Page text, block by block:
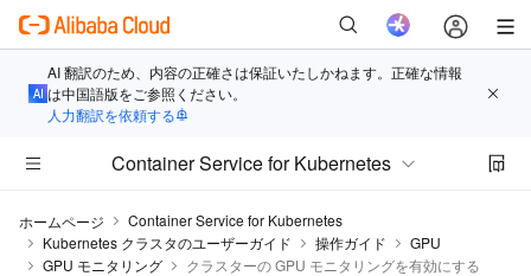
AI 翻訳のため、内容の正確さは保証いたしかねます。正確な情報
は中国語版をご参照ください。
人力翻訳を依頼する
Container Service for Kubernetes
ホームページ
Container Service for Kubernetes
Kubernetes クラスタのユーザーガイド
操作ガイド
GPU
GPU モニタリング
クラスターの GPU モニタリングを有効にする